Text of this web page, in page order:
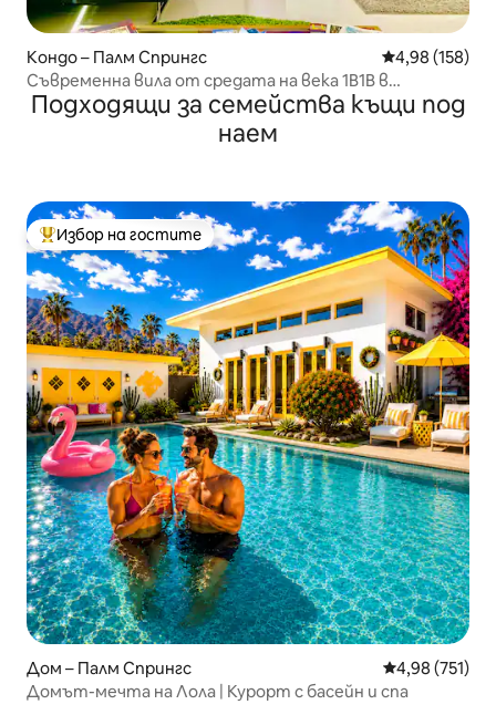
Кондо – Палм Спрингс Средна
4,98 (158)
Съвременна вила от средата на века 1B1B в
Sandstone Villas!
Подходящи за семейства къщи под
наем
Най-популярен избор на гостите
Избор на гостите
Дом – Палм Спрингс Средна
4,98 (751)
Домът-мечта на Лола | Курорт с басейн и спа